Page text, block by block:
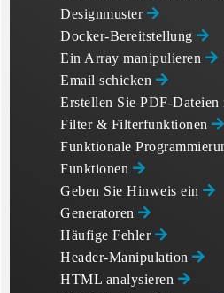
Designmuster
Docker-Bereitstellung
Ein Array manipulieren
Email schicken
Erstellen Sie PDF-Dateien
Filter & Filterfunktionen
Funktionale
Funktionen
Geben Sie Hinweis ein
Generatoren
Häufige Fehler
Header-Manipulation
HTML analysieren